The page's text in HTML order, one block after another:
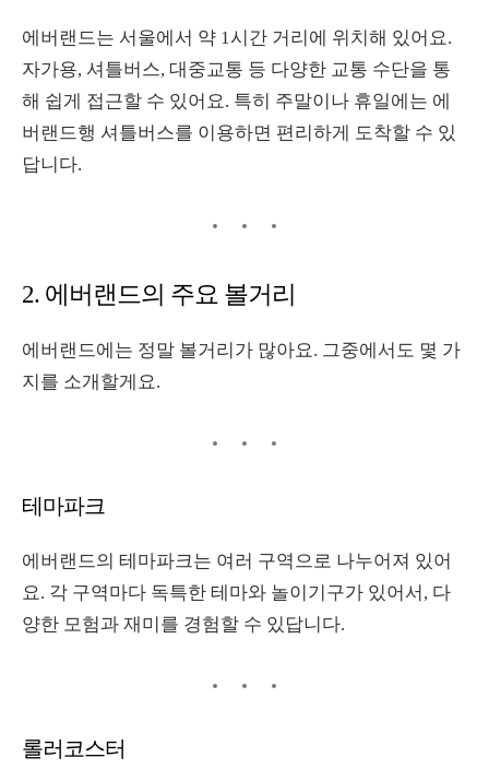
에버랜드는 서울에서 약 1시간 거리에 위치해 있어요.
자가용, 셔틀버스, 대중교통 등 다양한 교통 수단을 통
해 쉽게 접근할 수 있어요. 특히 주말이나 휴일에는 에
버랜드행 셔틀버스를 이용하면 편리하게 도착할 수 있
답니다.
2. 에버랜드의 주요 볼거리
에버랜드에는 정말 볼거리가 많아요. 그중에서도 몇 가
지를 소개할게요.
테마파크
에버랜드의 테마파크는 여러 구역으로 나누어져 있어
요. 각 구역마다 독특한 테마와 놀이기구가 있어서 , 다
양한 모험과 재미를 경험할 수 있답니다.
롤러코스터